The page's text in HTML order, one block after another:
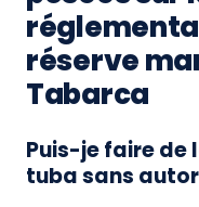
réserve
Tabarca
Puis-je faire de
tuba sans